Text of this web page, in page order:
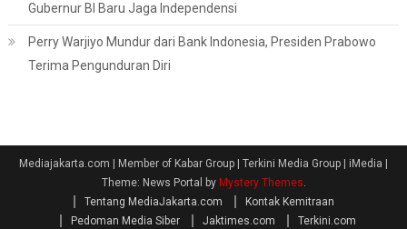
Gubernur BI Baru Jaga Independensi
Perry Warjiyo Mundur dari Bank Indonesia, Presiden Prabowo
Terima Pengunduran Diri
Mediajakarta.com | Member of Kabar Group | Terkini Media Group | iMedia
Theme: News Portal by Mystery Themes.
Tentang MediaJakarta.com
Kontak Kemitraan
Pedoman Media Siber
Jaktimes.com
Terkini.com